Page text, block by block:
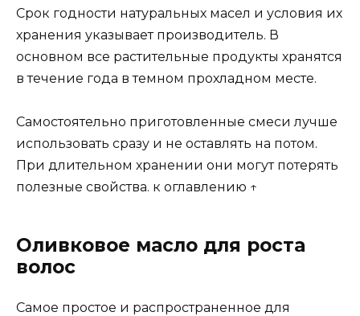
Срок годности натуральных масел и условия их
хранения указывает производитель. В
основном все растительные продукты хранятся
в течение года в темном прохладном месте.
Самостоятельно приготовленные смеси лучше
использовать сразу и не оставлять на потом.
При длительном хранении они могут потерять
полезные свойства. к оглавлению ↑
Оливковое масло для роста
волос
Самое простое и распространенное для